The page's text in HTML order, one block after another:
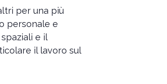
per una più
personale e
e il
il lavoro sul